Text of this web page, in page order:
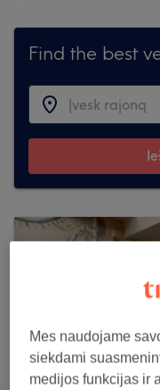
Find the best
Mes naudojame
siekdami
medijos funkcijas ir